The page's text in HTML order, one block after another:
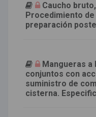
Caucho
Procedimiento
preparación
Mangueras a
conjuntos con
suministro de
cisterna.